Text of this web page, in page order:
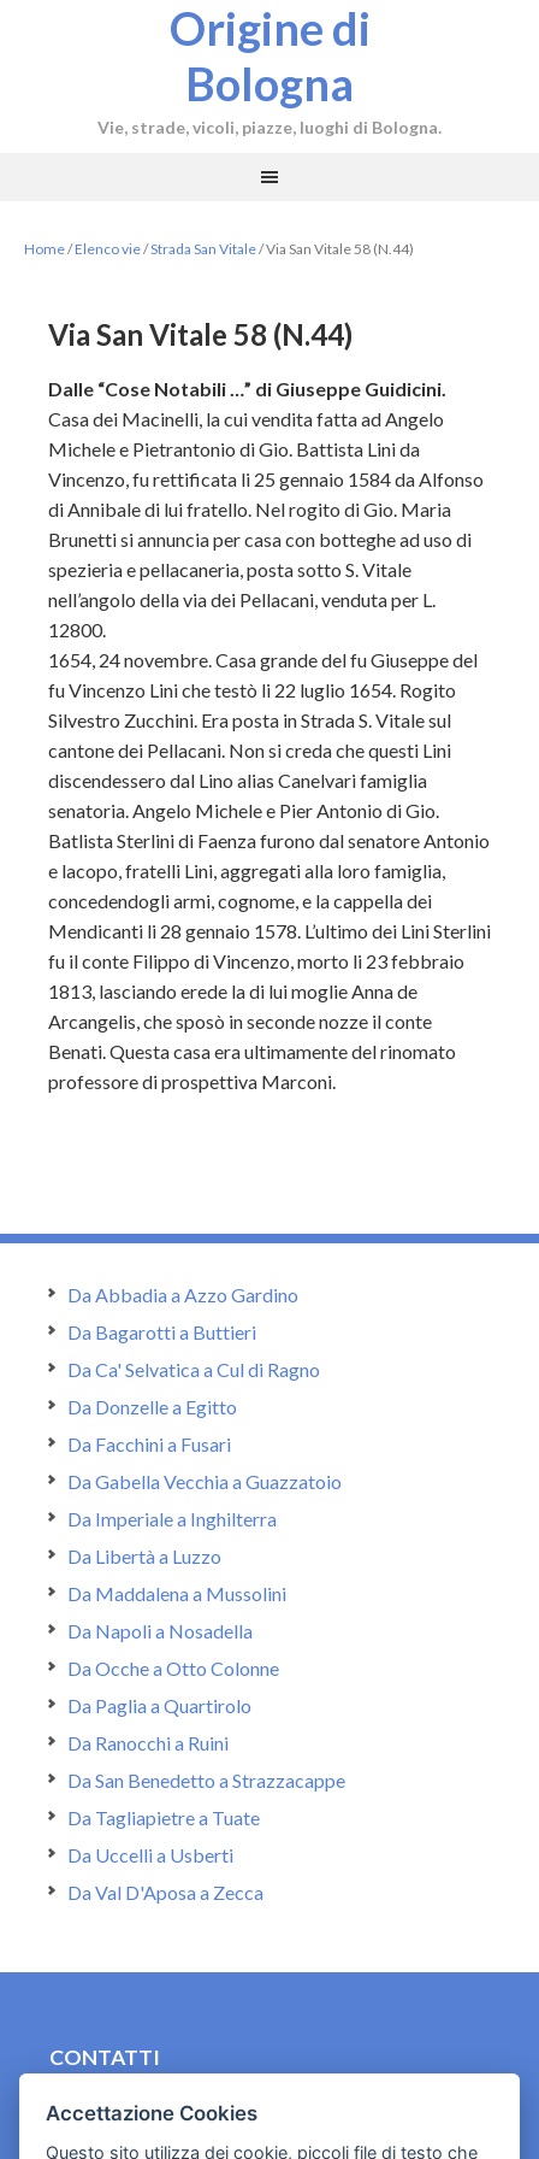
Origine di
Bologna
Vie, strade, vicoli, piazze, luoghi di Bologna.
Home/Elenco vie/Strada San Vitale/Via San Vitale 58 (N.44)
Via San Vitale 58 (N.44)
Dalle “Cose Notabili …” di Giuseppe Guidicini.
Casa dei Macinelli, la cui vendita fatta ad Angelo
Michele e Pietrantonio di Gio. Battista Lini da
Vincenzo, fu rettificata li 25 gennaio 1584 da Alfonso
di Annibale di lui fratello. Nel rogito di Gio. Maria
Brunetti si annuncia per casa con botteghe ad uso di
spezieria e pellacaneria, posta sotto S. Vitale
nell’angolo della via dei Pellacani, venduta per L.
12800.
1654, 24 novembre. Casa grande del fu Giuseppe del
fu Vincenzo Lini che testò li 22 luglio 1654. Rogito
Silvestro Zucchini. Era posta in Strada S. Vitale sul
cantone dei Pellacani. Non si creda che questi Lini
discendessero dal Lino alias Canelvari famiglia
senatoria. Angelo Michele e Pier Antonio di Gio.
Batlista Sterlini di Faenza furono dal senatore Antonio
e lacopo, fratelli Lini, aggregati alla loro famiglia,
concedendogli armi, cognome, e la cappella dei
Mendicanti li 28 gennaio 1578. L’ultimo dei Lini Sterlini
fu il conte Filippo di Vincenzo, morto li 23 febbraio
1813, lasciando erede la di lui moglie Anna de
Arcangelis, che sposò in seconde nozze il conte
Benati. Questa casa era ultimamente del rinomato
professore di prospettiva Marconi.
Da Abbadia a Azzo Gardino
Da Bagarotti a Buttieri
Da Ca' Selvatica a Cul di Ragno
Da Donzelle a Egitto
Da Facchini a Fusari
Da Gabella Vecchia a Guazzatoio
Da Imperiale a Inghilterra
Da Libertà a Luzzo
Da Maddalena a Mussolini
Da Napoli a Nosadella
Da Ocche a Otto Colonne
Da Paglia a Quartirolo
Da Ranocchi a Ruini
Da San Benedetto a Strazzacappe
Da Tagliapietre a Tuate
Da Uccelli a Usberti
Da Val D'Aposa a Zecca
CONTATTI
Cookies e informativa privacy
Accettazione Cookies
Questo sito utilizza dei cookie, piccoli file di testo che